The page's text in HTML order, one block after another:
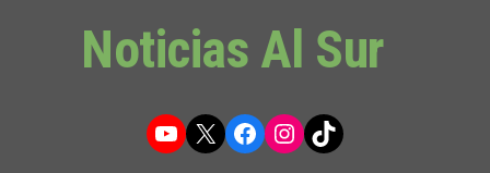
Noticias Al Sur
YouTube
X Facebook
Instagram
TikTok